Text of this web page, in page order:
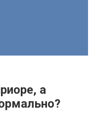
а